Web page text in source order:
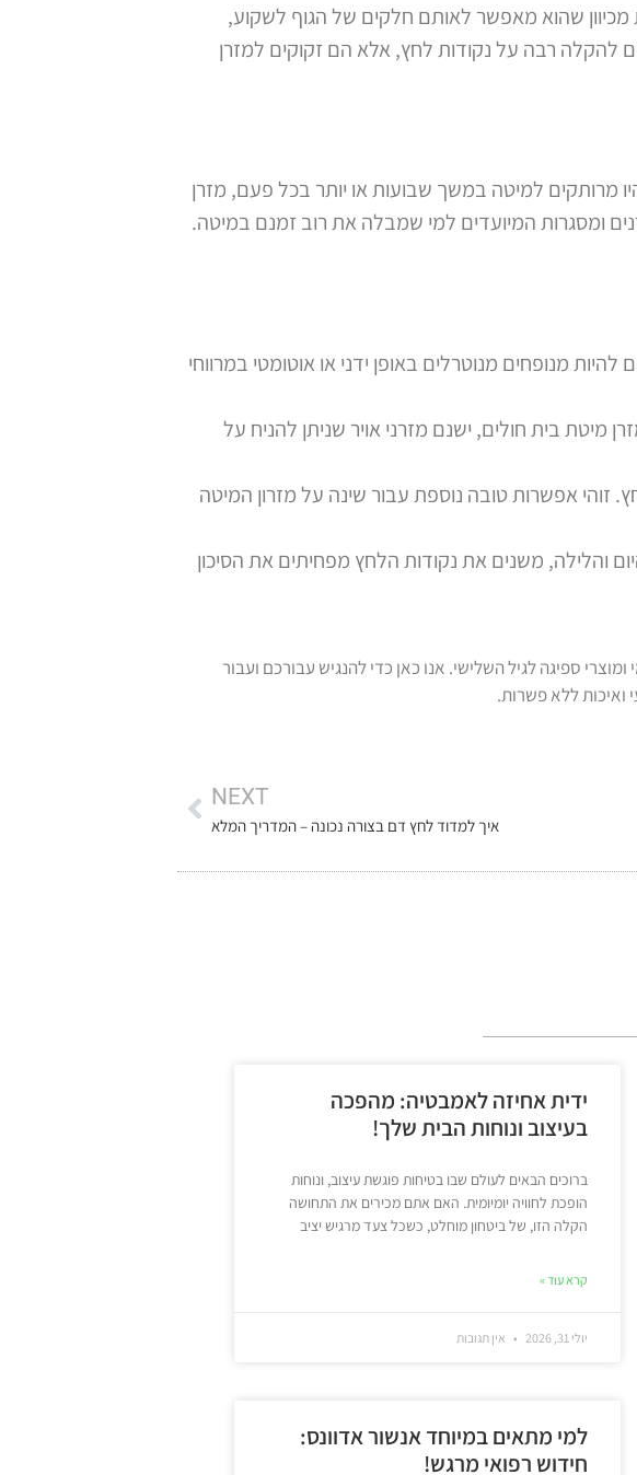
שהוא מאפשר לאותם חלקים של הגוף לשקוע,
להקלה רבה על נקודות לחץ, אלא הם זקוקים למזרן
מרותקים למיטה במשך שבועות או יותר בכל פעם, מזרן
ומסגרות המיועדים למי שמבלה את רוב זמנם במיטה.
מנופחים מנוטרלים באופן ידני או אוטומטי במרווחי
בית חולים, ישנם מזרני אויר שניתן להניח על
זוהי אפשרות טובה נוספת עבור שינה על מזרון המיטה
והלילה, משנים את נקודות הלחץ מפחיתים את הסיכון
באספקת ציוד רפואי, שיקומי ומוצרי ספיגה לגיל השלישי. אנו כאן כדי להנגיש עבורכם ועבור
ואיכות ללא פשרות.
NEXT
איך למדוד לחץ דם בצורה נכונה – המדריך המלא
ידית אחיזה לאמבטיה: מהפכה
בעיצוב ונוחות הבית שלך!
ברוכים הבאים לעולם שבו בטיחות פוגשת עיצוב, ונוחות
הופכת לחוויה יומיומית. האם אתם מכירים את התחושה
הקלה הזו, של ביטחון מוחלט, כשכל צעד מרגיש יציב
קרא עוד »
יולי 31, 2026 אין תגובות
למי מתאים במיוחד אנשור אדוונס:
חידוש רפואי מרגש!